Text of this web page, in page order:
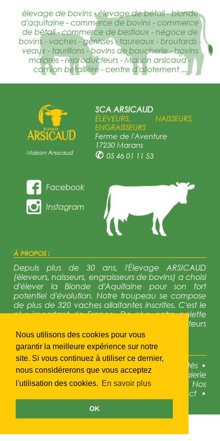
Nous utilisons des cookies pour vous
garantir la meilleure expérience sur notre
site. Si vous continuez à utiliser ce dernier,
nous considérerons que vous acceptez
l'utilisation des cookies. En savoir plus
OK
élevage de bovins - élevage de bétail - blonde
d'aquitaine - commerce de bovins - commerce
de bétail - commerce de bestiaux - négoce de
bovins - vaches - génisses - taureaux - broutards -
veaux - taurillons - bovins de boucherie - bovins
maigres - reproducteurs - Maison arsicaud -
camion bétaillère - centre d'allotement ...
Maison Arsicaud
SCA ARSICAUD
ÉLEVEURS, NAISSEURS,
ENGRAISSEURS
Ferme de l'Aventure
17230 Marans
✆ 05 46 01 11 53
Facebook
Instagram
À PROPOS :
Depuis plus de 30 ans, l'Élevage ARSICAUD
(éleveurs, naisseurs, engraisseurs de bovins) a choisi
d'élever la Blonde d'Aquitaine pour son fort
potentiel d'évolution. Notre troupeau se compose
de plus de 320 vaches allaitantes inscrites. C'est le
plus important de France. De plus, notre palette
génétique est trés diversifiée avec 12 reproducteurs
en activité régulièrement renouvelés.
NAVIGATION :
• La race Actualités •
Disponibles à la vente • Galerie photos
Galerie
photos
•Notre génétique• Concours •Nos
Contact •
Mentions légales